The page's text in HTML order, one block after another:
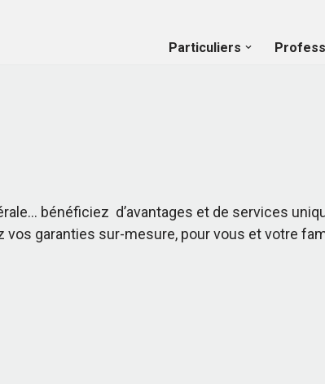
Particuliers
bénéficiez d’avantages et de services
garanties sur-mesure, pour vous et votre